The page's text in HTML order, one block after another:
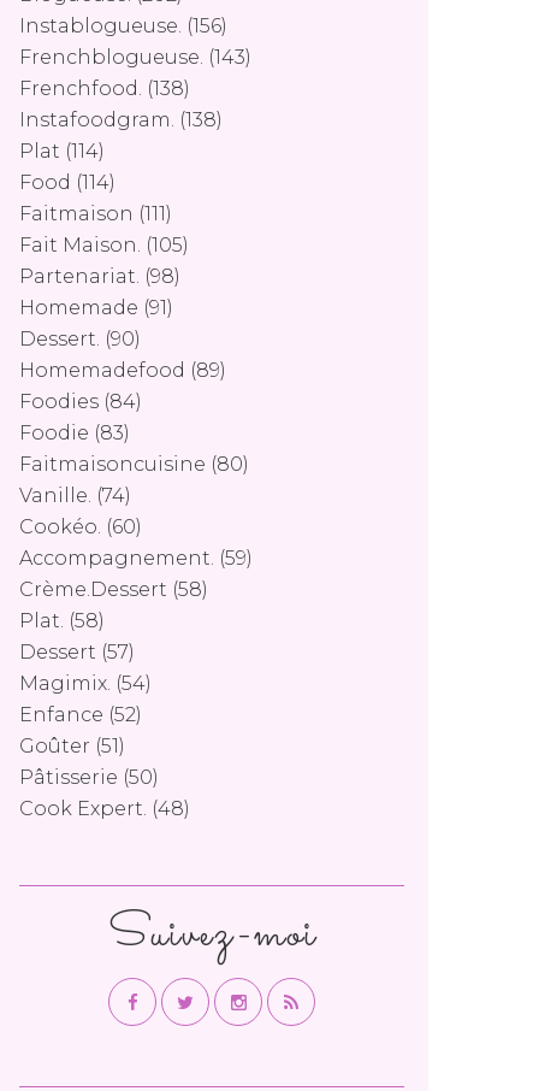
Instablogueuse. (156)
Frenchblogueuse. (143)
Frenchfood. (138)
Instafoodgram. (138)
Plat (114)
Food (114)
Faitmaison (111)
Fait Maison. (105)
Partenariat. (98)
Homemade (91)
Dessert. (90)
Homemadefood (89)
Foodies (84)
Foodie (83)
Faitmaisoncuisine (80)
Vanille. (74)
Cookéo. (60)
Accompagnement. (59)
Crème.dessert (58)
Plat. (58)
Dessert (57)
Magimix. (54)
Enfance (52)
Goûter (51)
Pâtisserie (50)
Cook Expert. (48)
Suivez-moi